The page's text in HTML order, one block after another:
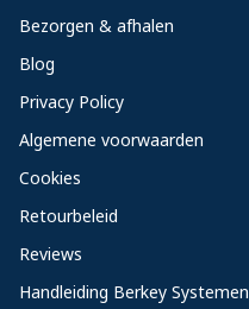
Bezorgen & afhalen
Blog
Privacy Policy
Algemene voorwaarden
Cookies
Retourbeleid
Reviews
Handleiding Berkey Systemen